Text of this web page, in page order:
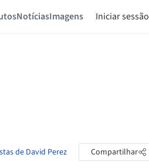
NotíciasImagens Iniciar sessão
de David Perez Compartilhar